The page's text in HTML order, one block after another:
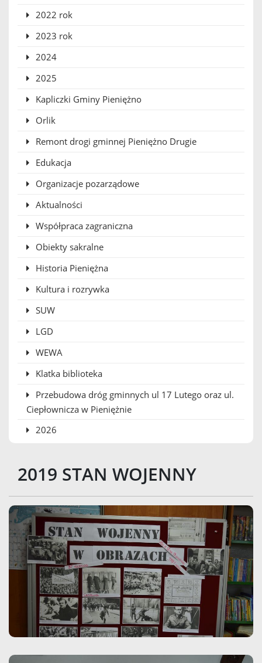
2022 rok
2023 rok
2024
2025
Kapliczki Gminy Pieniężno
Orlik
Remont drogi gminnej Pieniężno Drugie
Edukacja
Organizacje pozarządowe
Aktualności
Współpraca zagraniczna
Obiekty sakralne
Historia Pieniężna
Kultura i rozrywka
SUW
LGD
WEWA
Klatka biblioteka
Przebudowa dróg gminnych ul 17 Lutego oraz ul.
Ciepłownicza w Pieniężnie
2026
2019 STAN WOJENNY